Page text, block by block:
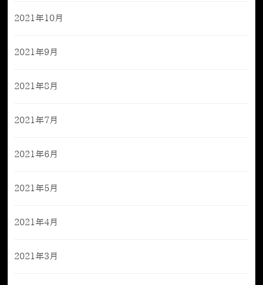
2021年10月
2021年9月
2021年8月
2021年7月
2021年6月
2021年5月
2021年4月
2021年3月